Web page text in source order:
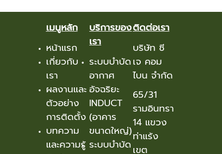
เมนูหลัก
หน้าแรก
เกี่ยวกับ
เรา
ผลงานและ
ตัวอย่าง
การติดตั้ง
บทความ
และความรู้
บริการของ
เรา
ระบบบำบัด
อากาศ
อัจฉริยะ
INDUCT
(อาคาร
ขนาดใหญ่)
ระบบบำบัด
ติดต่อเรา
บริษัท ซี
เจ คอม
ไบน จำกัด
65/31
รามอินทรา
14 แขวง
ท่าแร้ง
เขต